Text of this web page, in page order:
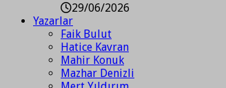
29/06/2026
Yazarlar
Faik Bulut
Hatice Kavran
Mahir Konuk
Mazhar Denizli